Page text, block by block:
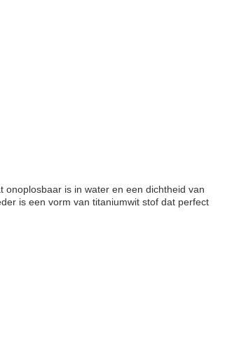
is in water en een dichtheid van
is een vorm van titaniumwit stof dat perfect